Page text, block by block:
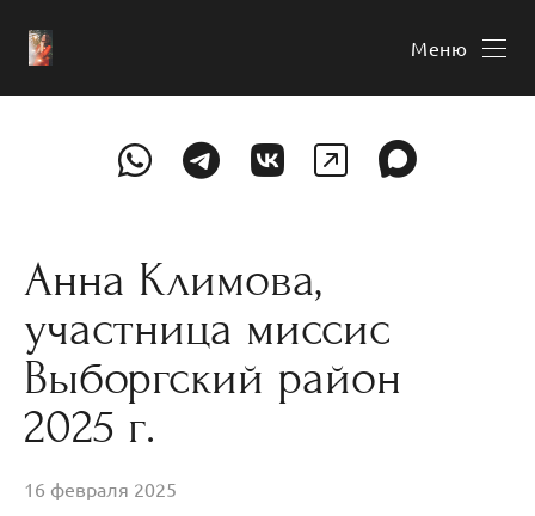
Меню
Анна Климова,
участница миссис
Выборгский район
2025 г.
16 февраля 2025